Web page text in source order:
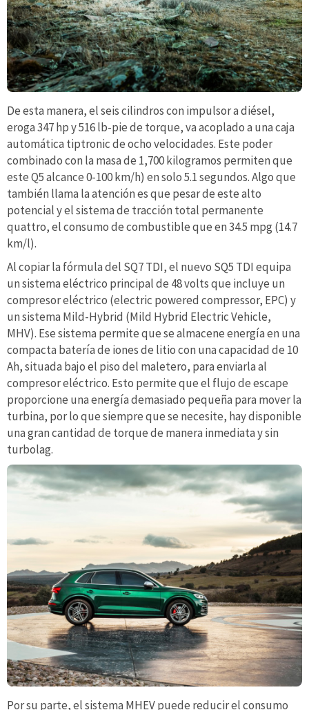
De esta manera, el seis cilindros con impulsor a diésel,
eroga 347 hp y 516 lb-pie de torque, va acoplado a una caja
automática tiptronic de ocho velocidades. Este poder
combinado con la masa de 1,700 kilogramos permiten que
este Q5 alcance 0-100 km/h) en solo 5.1 segundos. Algo que
también llama la atención es que pesar de este alto
potencial y el sistema de tracción total permanente
quattro, el consumo de combustible que en 34.5 mpg (14.7
km/l).
Al copiar la fórmula del SQ7 TDI, el nuevo SQ5 TDI equipa
un sistema eléctrico principal de 48 volts que incluye un
compresor eléctrico (electric powered compressor, EPC) y
un sistema Mild-Hybrid (Mild Hybrid Electric Vehicle,
MHV). Ese sistema permite que se almacene energía en una
compacta batería de iones de litio con una capacidad de 10
Ah, situada bajo el piso del maletero, para enviarla al
compresor eléctrico. Esto permite que el flujo de escape
proporcione una energía demasiado pequeña para mover la
turbina, por lo que siempre que se necesite, hay disponible
una gran cantidad de torque de manera inmediata y sin
turbolag.
Por su parte, el sistema MHEV puede reducir el consumo